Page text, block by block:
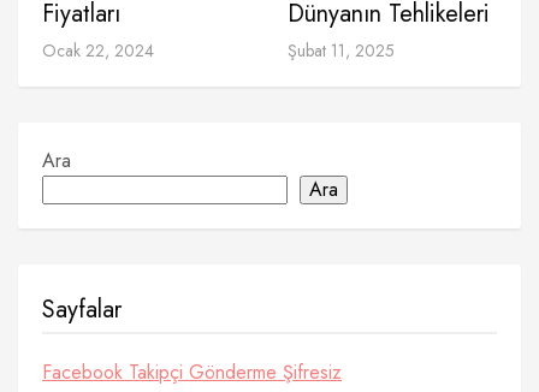
Fiyatları
Ocak 22, 2024
Dünyanın Tehlikeleri
Şubat 11, 2025
Ara
Ara
Sayfalar
Facebook Takipçi Gönderme Şifresiz